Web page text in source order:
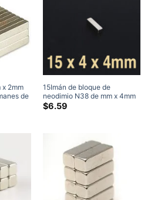
x 2mm
de
15Imán de bloque de
neodimio N38 de mm x 4mm
x 4mm, fuerte imán de bloque
de 15x4x4mm, barra de
$6.59